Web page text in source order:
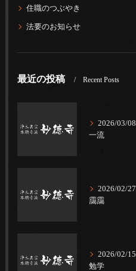
住職のつぶやき
法要のお知らせ
最近の投稿 Recent Posts
2026/03/08
一流
2026/02/27
靄靄
2026/02/15
勉学